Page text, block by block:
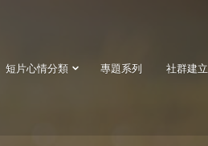
短片心情分類 專題系列 社群建立